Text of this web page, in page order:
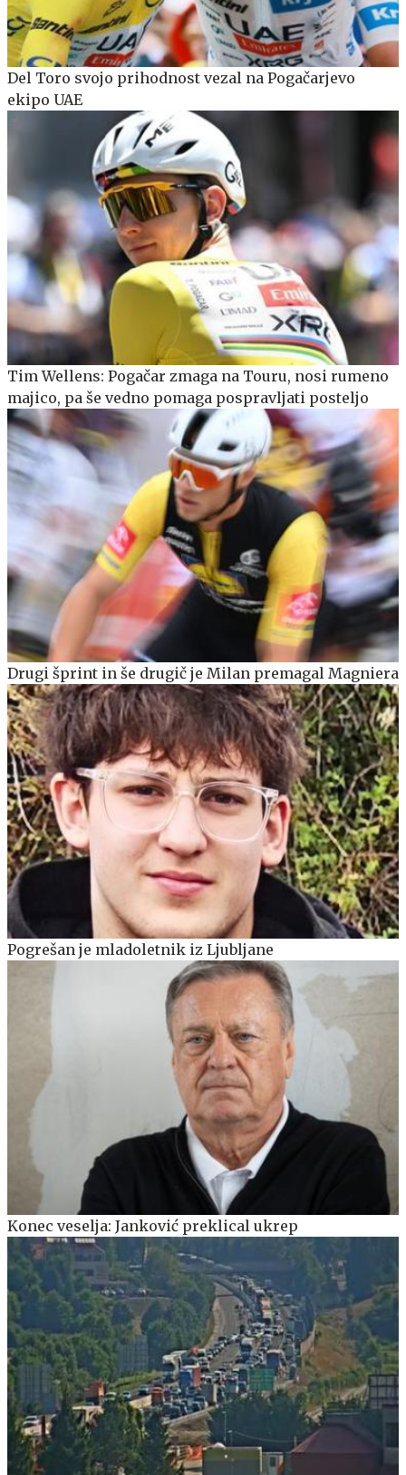
Del Toro svojo prihodnost vezal na Pogačarjevo
ekipo UAE
Tim Wellens: Pogačar zmaga na Touru, nosi rumeno
majico, pa še vedno pomaga pospravljati posteljo
Drugi šprint in še drugič je Milan premagal Magniera
Pogrešan je mladoletnik iz Ljubljane
Konec veselja: Janković preklical ukrep